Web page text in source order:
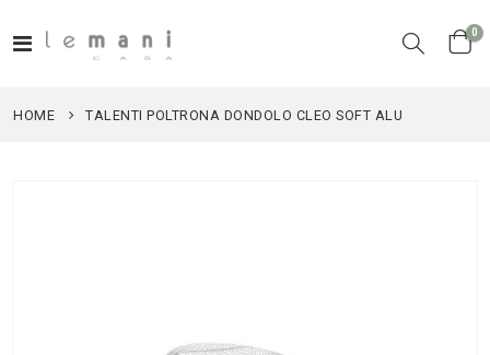
Toggle
Cart
0
HOME TALENTI POLTRONA DONDOLO CLEO SOFT ALU